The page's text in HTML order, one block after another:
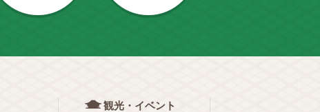
観光・イベント